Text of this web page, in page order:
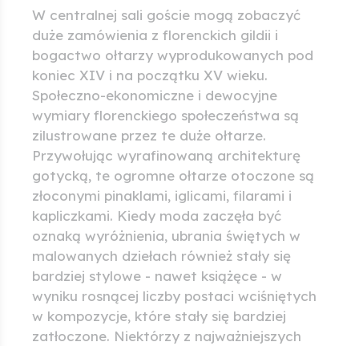
W centralnej sali goście mogą zobaczyć
duże zamówienia z florenckich gildii i
bogactwo ołtarzy wyprodukowanych pod
koniec XIV i na początku XV wieku.
Społeczno-ekonomiczne i dewocyjne
wymiary florenckiego społeczeństwa są
zilustrowane przez te duże ołtarze.
Przywołując wyrafinowaną architekturę
gotycką, te ogromne ołtarze otoczone są
złoconymi pinaklami, iglicami, filarami i
kapliczkami. Kiedy moda zaczęła być
oznaką wyróżnienia, ubrania świętych w
malowanych dziełach również stały się
bardziej stylowe - nawet książęce - w
wyniku rosnącej liczby postaci wciśniętych
w kompozycje, które stały się bardziej
zatłoczone. Niektórzy z najważniejszych